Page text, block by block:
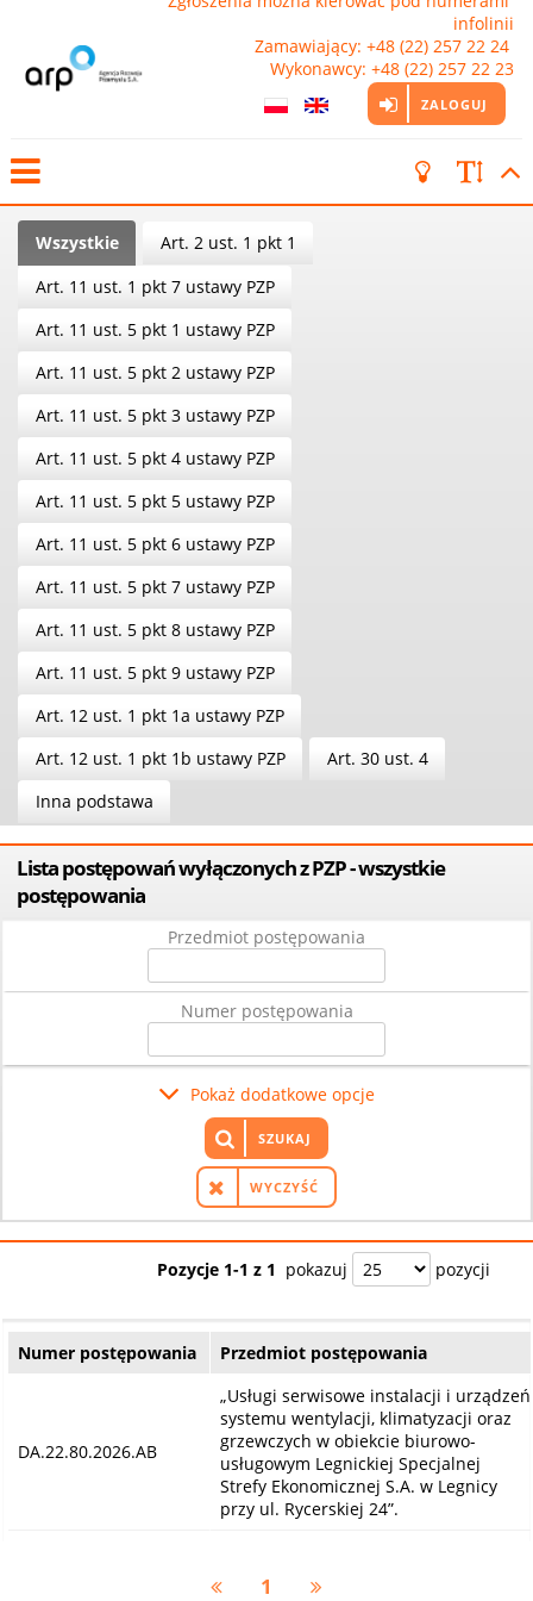
infolinii
Zamawiający: +48 (22) 257 22 24
Wykonawcy: +48 (22) 257 22 23
ZALOGUJ
Wszystkie
Art. 2 ust. 1 pkt 1
Art. 11 ust. 1 pkt 7 ustawy PZP
Art. 11 ust. 5 pkt 1 ustawy PZP
Art. 11 ust. 5 pkt 2 ustawy PZP
Art. 11 ust. 5 pkt 3 ustawy PZP
Art. 11 ust. 5 pkt 4 ustawy PZP
Art. 11 ust. 5 pkt 5 ustawy PZP
Art. 11 ust. 5 pkt 6 ustawy PZP
Art. 11 ust. 5 pkt 7 ustawy PZP
Art. 11 ust. 5 pkt 8 ustawy PZP
Art. 11 ust. 5 pkt 9 ustawy PZP
Art. 12 ust. 1 pkt 1a ustawy PZP
Art. 12 ust. 1 pkt 1b ustawy PZP
Art. 30 ust. 4
Inna podstawa
Lista postępowań wyłączonych z PZP - wszystkie
postępowania
Przedmiot postępowania
Numer postępowania
Pokaż dodatkowe opcje
WYCZYŚĆ
SZUKAJ
Pozycje 1-1 z 1 pokazuj pozycji
Numer postępowania Przedmiot postępowania
DA.22.80.2026.AB
„Usługi serwisowe instalacji i urządzeń
systemu wentylacji, klimatyzacji oraz
grzewczych w obiekcie biurowo-
usługowym Legnickiej Specjalnej
Strefy Ekonomicznej S.A. w Legnicy
przy ul. Rycerskiej 24”.
1